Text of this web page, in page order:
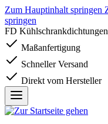
Zum Hauptinhalt springen
springen
FD Kühlschrankdichtungen
Maßanfertigung
Schneller Versand
Direkt vom Hersteller